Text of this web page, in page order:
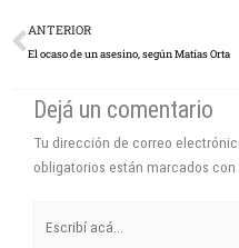
Prev
ANTERIOR
El ocaso de un asesino, según Matías Orta
Dejá un comentario
Tu dirección de correo
obligatorios están marcados con
acá...